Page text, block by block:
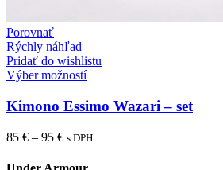
Porovnať
Rýchly náhľad
Pridať do wishlistu
Výber možností
Kimono Essimo Wazari – set
85 € – 95 € s DPH